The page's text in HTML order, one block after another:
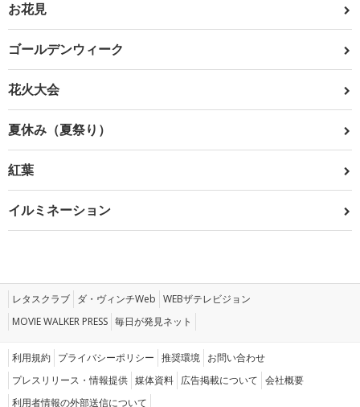
お花見
ゴールデンウィーク
花火大会
夏休み（夏祭り）
紅葉
イルミネーション
レタスクラブ ダ・ヴィンチWeb WEBザテレビジョン
MOVIE WALKER PRESS 毎日が発見ネット
利用規約 プライバシーポリシー 推奨環境 お問い合わせ
プレスリリース・情報提供 媒体資料 広告掲載について 会社概要
利用者情報の外部送信について